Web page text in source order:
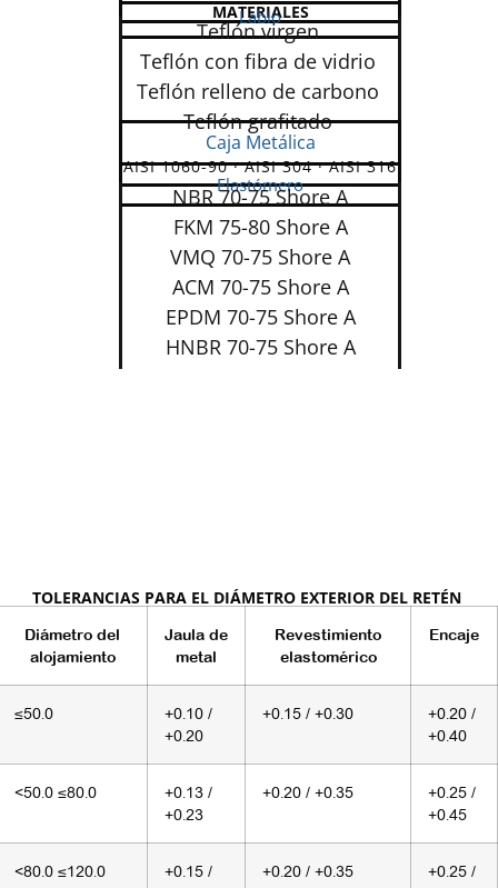
MATERIALES
Labio
Teflón virgen
Teflón con fibra de vidrio
Teflón relleno de carbono
Teflón grafitado
Caja Metálica
AISI 1060-90 · AISI 304 · AISI 316
Elastómero
NBR 70-75 Shore A
FKM 75-80 Shore A
VMQ 70-75 Shore A
ACM 70-75 Shore A
EPDM 70-75 Shore A
HNBR 70-75 Shore A
TOLERANCIAS PARA EL DIÁMETRO EXTERIOR DEL RETÉN
Diámetro del
alojamiento
Jaula de
metal
Revestimiento
elastomérico
Encaje
≤50.0
+0.10 /
+0.20
+0.15 / +0.30
+0.20 /
+0.40
<50.0 ≤80.0
+0.13 /
+0.23
+0.20 / +0.35
+0.25 /
+0.45
<80.0 ≤120.0
+0.15 /
+0.20 / +0.35
+0.25 /